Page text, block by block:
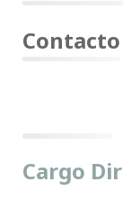
Contacto
Cargo